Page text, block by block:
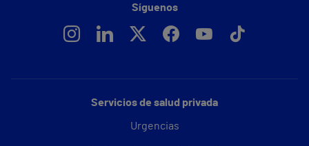
Servicios de salud privada
Urgencias
Síguenos